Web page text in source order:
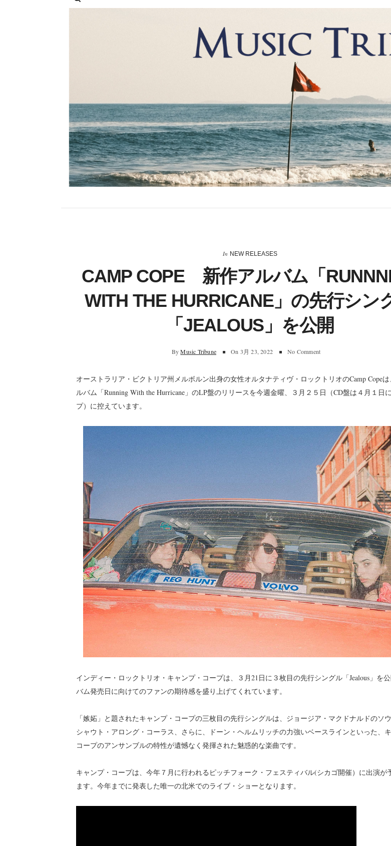
In NEW RELEASES
CAMP COPE 新作アルバム「
WITH THE HURRICANE」の先行シン
「JEALOUS」を公開
By Music Tribune On 3月 23, 2022 No Comment
オーストラリア・ビクトリア州メルボルン出身の女性オルタナティヴ・ロックトリオのCamp Cope
ルバム「Running With the Hurricane」のLP盤のリリースを今週金曜、３月２５日（CD盤は４月１日
プ）に控えています。
インディー・ロックトリオ・キャンプ・コープは、３月21日に３枚目の先行シングル「Jealous」を
バム発売日に向けてのファンの期待感を盛り上げてくれています。
「嫉妬」と題されたキャンプ・コープの三枚目の先行シングルは、ジョージア・マクドナルドのソ
シャウト・アロング・コーラス、さらに、ドーン・ヘルムリッチの力強いベースラインといった、
コープのアンサンブルの特性が遺憾なく発揮された魅惑的な楽曲です。
キャンプ・コープは、今年７月に行われるピッチフォーク・フェスティバル(シカゴ開催）に出演が
ます。今年までに発表した唯一の北米でのライブ・ショーとなります。